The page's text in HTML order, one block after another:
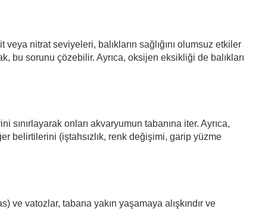
nitrat seviyeleri, balıkların sağlığını olumsuz etkiler
bu sorunu çözebilir. Ayrıca, oksijen eksikliği de balıkları
sınırlayarak onları akvaryumun tabanına iter. Ayrıca,
belirtilerini (iştahsızlık, renk değişimi, garip yüzme
ve vatozlar, tabana yakın yaşamaya alışkındır ve